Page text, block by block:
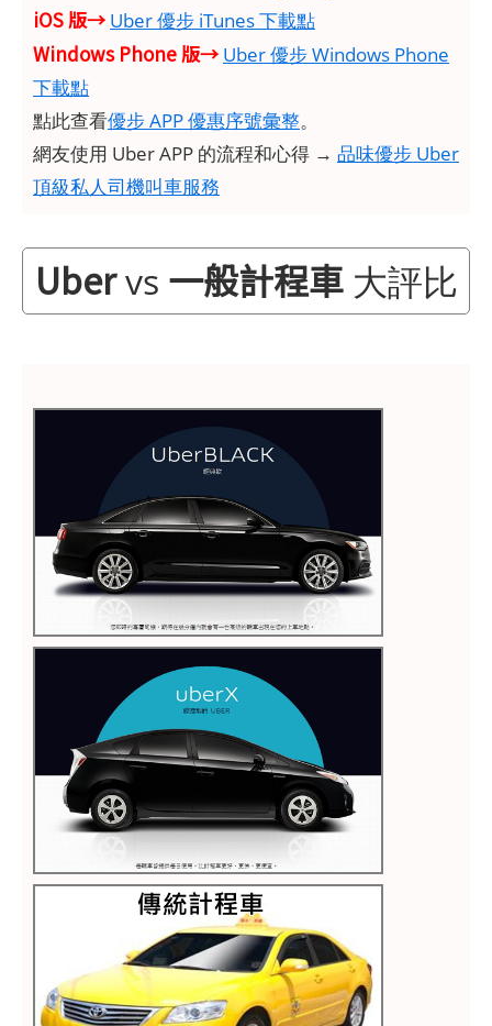
iOS 版→ Uber 優步 iTunes 下載點
Windows Phone 版→ Uber 優步 Windows Phone
下載點
點此查看優步 APP 優惠序號彙整。
網友使用 Uber APP 的流程和心得 → 品味優步 Uber
頂級私人司機叫車服務
Ubervs 一般計程車大評比